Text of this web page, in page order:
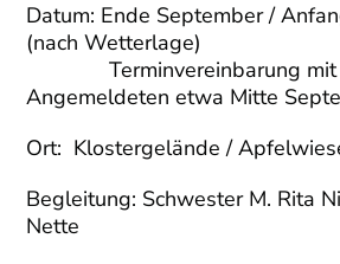
Datum: Ende September /
(nach Wetterlage)
Terminvereinbarung mit
Angemeldeten etwa Mitte
Ort: Klostergelände /
Begleitung: Schwester M. Rita
Nette